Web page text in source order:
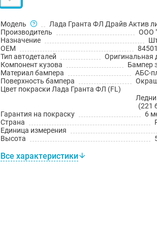
Модель
Лада Гранта ФЛ Драйв Актив
Производитель
ООО
Назначение
OEM
Тип автодеталей
Оригинальная
Компонент кузова
Бампер
Материал бампера
АБС-
Поверхность бампера
Цвет покраски Лада Гранта ФЛ (FL)
(221
Гарантия на покраску
6
Страна
Единица измерения
Высота
Все характеристики